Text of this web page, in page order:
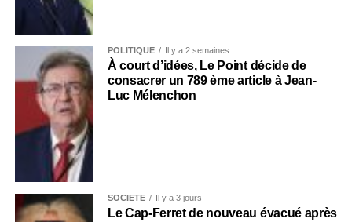
POLITIQUE Il y a 2 semaines
À court d’idées, Le Point décide de
consacrer un 789 ème article à Jean-
Luc Mélenchon
SOCIÉTÉ Il y a 3 jours
Le Cap-Ferret de nouveau évacué après